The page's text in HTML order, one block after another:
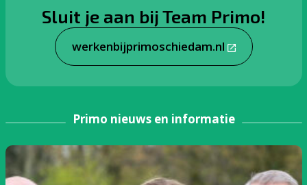
Sluit je aan bij Team Primo!
werkenbijprimoschiedam.nl
Primo nieuws en informatie